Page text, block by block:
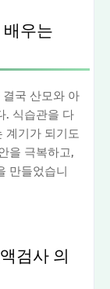
우는
국 산모와 아
. 식습관을 다
계기가 되기도
을 극복하고,
만들었습니
검사 의